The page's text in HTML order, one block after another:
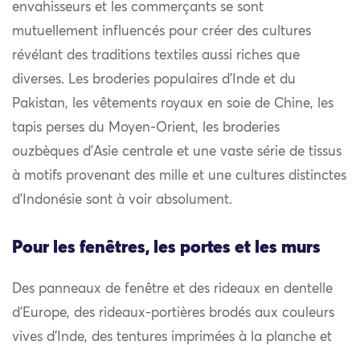
envahisseurs et les commerçants se sont
mutuellement influencés pour créer des cultures
révélant des traditions textiles aussi riches que
diverses. Les broderies populaires d’Inde et du
Pakistan, les vêtements royaux en soie de Chine, les
tapis perses du Moyen-Orient, les broderies
ouzbèques d’Asie centrale et une vaste série de tissus
à motifs provenant des mille et une cultures distinctes
d’Indonésie sont à voir absolument.
Pour les fenêtres, les portes et les murs
Des panneaux de fenêtre et des rideaux en dentelle
d’Europe, des rideaux-portières brodés aux couleurs
vives d’Inde, des tentures imprimées à la planche et